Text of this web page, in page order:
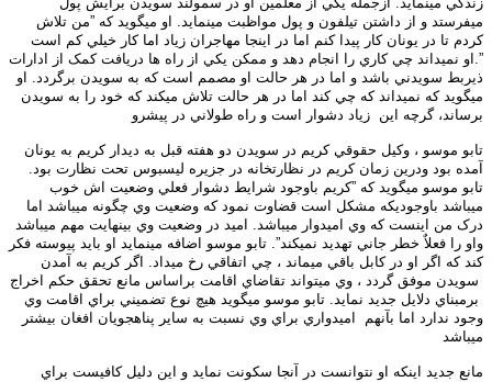
زندگي مينمايد. ازجمله يکي از معلمين او در سمولند سويدن برايش پول
ميفرستد و از داشتن تيلفون و پول مواظبت مينمايد. او ميگويد که ”من تلاش
کردم تا در يونان کار پيدا کنم اما در اينجا مهاجران زياد اما کار خيلي کم است
”.او نميداند چي کاري را انجام دهد و ممکن يکي از راه ها دريافت کمک از ادارات
ذيربط سويدني باشد و اما در هر حالت او مصمم است که به سويدن برگردد.
او
ميگويد که نميداند که چي کند اما در هر حالت تلاش ميکند که خود را به سويدن
برساند، گرچه اين
زياد دشوار است و راه طولاني در پيشرو
تابو موسو ، وکيل حقوقي کريم در سويدن دو هفته قبل به ديدار کريم به يونان
آمده بود ودرين زمان کريم در نظارتخانه در جزيره ليسبوس تحت نظارت بود.
تابو موسو ميگويد که ”کريم باوجود شرايط دشوار فعلي وضعيت اش خوب
ميباشد باوجوديکه مشکل است قضاوت نمود که وضعيت وي چگونه ميباشد اما
درک من اينست که وي اميدوار ميباشد. اميد در وضعيت وي بينهايت مهم ميباشد
واو را فعلاٌ خطر جاني تهديد نميکند”. تابو موسو اضافه مينمايد او بايد پيوسته فکر
کند که اگر او در کابل باقي ميماند ، چي اتفاقي رخ ميداد.
اگر کريم به آمدن
سويدن موفق گردد ، وي ميتواند تقاضاي اقامت براساس مانع تحقق حکم اخراج
برمبناي دلايل جديد نمايد. تابو موسو ميگويد هيچ نوع تضميني براي اقامت وي
وجود ندارد اما بآنهم
اميدواري براي وي نسبت به ساير پناهجويان افغان بيشتر
ميباشد
مانع جديد اينکه او نتوانست در آنجا سکونت نمايد و اين دليل کافيست براي